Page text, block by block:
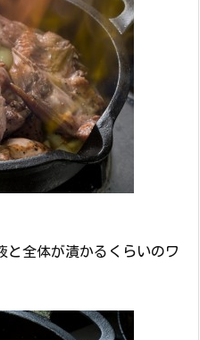
と全体が漬かるくらいのワ